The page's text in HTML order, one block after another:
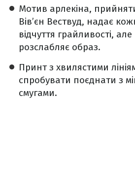
Мотив арлекіна,
Вів’єн Вествуд, надає
відчуття грайливості,
розслабляє образ.
Принт з хвилястими
спробувати поєднати з
смугами.